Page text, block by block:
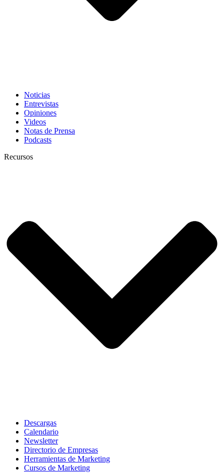
Noticias
Entrevistas
Opiniones
Videos
Notas de Prensa
Podcasts
Recursos
Descargas
Calendario
Newsletter
Directorio de Empresas
Herramientas de Marketing
Cursos de Marketing